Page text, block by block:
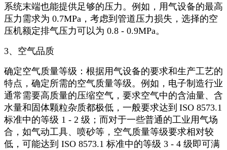
系统末端也能提供足够的压力。例如，用气设备的最高
压力需求为 0.7MPa ，考虑到管道压力损失，选择的空
压机额定排气压力可以为 0.8 - 0.9MPa。
3、空气品质
确定空气质量等级：根据用气设备的要求和生产工艺的
特点，确定所需的空气质量等级。例如，电子制造行业
通常需要高质量的压缩空气，要求空气中的含油量、含
水量和固体颗粒杂质都极低，一般要求达到 ISO 8573.1
标准中的等级 1 - 2 级；而对于一些普通的工业用气场
合，如气动工具、喷砂等，空气质量等级要求相对较
低，可能达到 ISO 8573.1 标准中的等级 3 - 4 级即可满